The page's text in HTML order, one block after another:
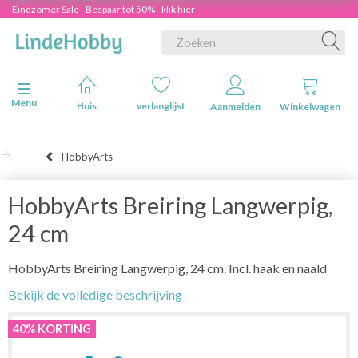
Eindzomer Sale - Bespaar tot 50% - klik hier
Navigatie in-/uitschakelen
Menu
Huis verlanglijst Aanmelden Winkelwagen
HobbyArts
HobbyArts Breiring Langwerpig,
24 cm
HobbyArts Breiring Langwerpig, 24 cm. Incl. haak en naald
Bekijk de volledige beschrijving
40% KORTING